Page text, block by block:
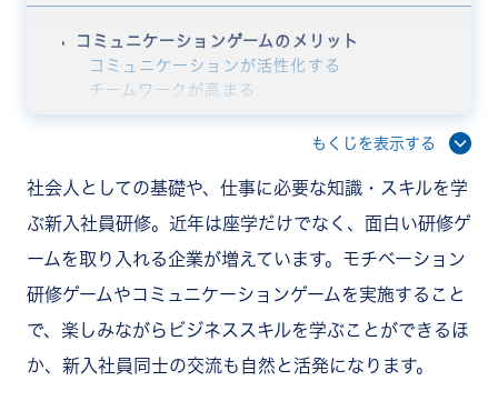
コミュニケーションゲームのメリット
コミュニケーションが活性化する
チームワークが高まる
漢字一文字を使った自己紹介ゲーム
他己紹介ゲーム
NASAゲーム
人狼ゲーム
謎解きゲーム
ペーパータワー
まとめ
もくじを表示する
社会人としての基礎や、仕事に必要な知識・スキルを学
ぶ新入社員研修。近年は座学だけでなく、面白い研修ゲ
ームを取り入れる企業が増えています。モチベーション
研修ゲームやコミュニケーションゲームを実施すること
で、楽しみながらビジネススキルを学ぶことができるほ
か、新入社員同士の交流も自然と活発になります。